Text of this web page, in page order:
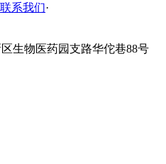
联系我们·
生物医药园支路华佗巷88号